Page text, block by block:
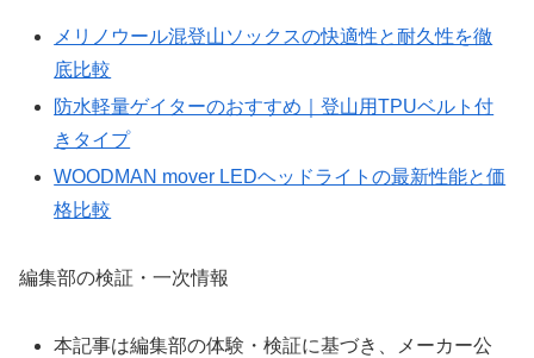
メリノウール混登山ソックスの快適性と耐久性を徹
底比較
防水軽量ゲイターのおすすめ｜登山用TPUベルト付
きタイプ
WOODMAN mover LEDヘッドライトの最新性能と価
格比較
編集部の検証・一次情報
本記事は編集部の体験・検証に基づき、メーカー公